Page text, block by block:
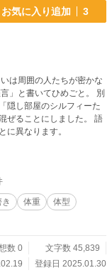
お気に入り追加 3
は周囲の人たちが密かな
」と書いてひめごと。 別
隠し部屋のシルフィーた
ぜることにしました。 語
に異なります。
体重
体型
数 0
文字数 45,839
登録日 2025.01.30